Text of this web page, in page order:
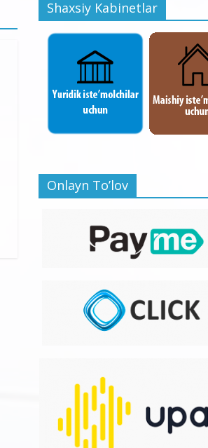
Shaxsiy Kabinetlar
Onlayn To’lov